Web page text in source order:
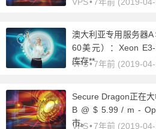
澳大利亚专用服务器
60美元）：Xeon
库存**
VPS•7年前 (2019-
Secure Dragon正在
B @ $ 5.99 / m -
市。
VPS•7年前 (2019-